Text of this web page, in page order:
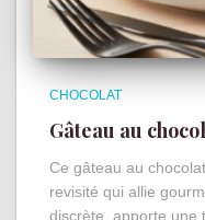
CHOCOLAT
Gâteau au
Ce gâteau au
revisité qui allie
discrète, apporte une